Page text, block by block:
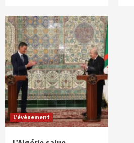
L'évènement